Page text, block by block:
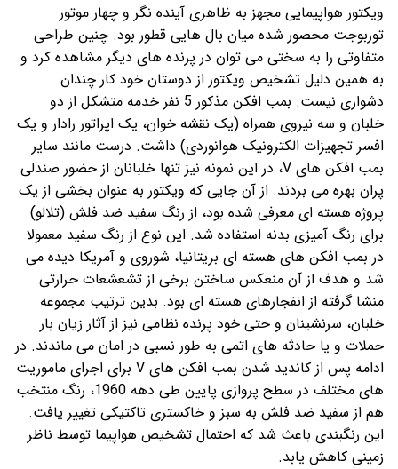
ویکتور هواپیمایی مجهز به ظاهری آینده نگر و چهار موتور
توربوجت محصور شده میان بال هایی قطور بود. چنین طراحی
متفاوتی را به سختی می توان در پرنده های دیگر مشاهده کرد و
به همین دلیل تشخیص ویکتور از دوستان خود کار چندان
دشواری نیست. بمب افکن مذکور 5 نفر خدمه متشکل از دو
خلبان و سه نیروی همراه (یک نقشه خوان، یک اپراتور رادار و یک
افسر تجهیزات الکترونیک هوانوردی) داشت. درست مانند سایر
بمب افکن های V، در این نمونه نیز تنها خلبانان از حضور صندلی
پران بهره می بردند. از آن جایی که ویکتور به عنوان بخشی از یک
پروژه هسته ای معرفی شده بود، از رنگ سفید ضد فلش (تلالو)
برای رنگ‌ آمیزی بدنه استفاده شد. این نوع از رنگ سفید معمولا
در بمب افکن های هسته ای بریتانیا، شوروی و آمریکا دیده می
شد و هدف از آن منعکس ساختن برخی از تشعشعات حرارتی
منشا گرفته از انفجارهای هسته ای بود. بدین ترتیب مجموعه
خلبان، سرنشینان و حتی خود پرنده نظامی نیز از آثار زیان بار
حملات و یا حادثه های اتمی به طور نسبی در امان می ماندند. در
ادامه پس از کاندید شدن بمب افکن های V برای اجرای ماموریت
های مختلف در سطح پروازی پایین طی دهه 1960، رنگ منتخب
هم از سفید ضد فلش به سبز و خاکستری تاکتیکی تغییر یافت.
این رنگبندی باعث شد که احتمال تشخیص هواپیما توسط ناظر
زمینی کاهش یابد.